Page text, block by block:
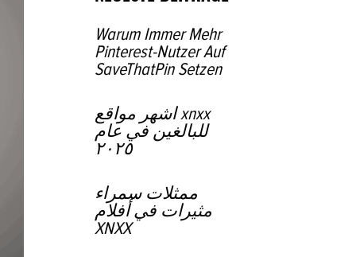
Warum Immer Mehr
Pinterest-Nutzer Auf
SaveThatPin Setzen
أشهر مواقع xnxx
للبالغين في عام
٢٠٢٥
ممثلات سمراء
مثيرات في أفلام
XNXX